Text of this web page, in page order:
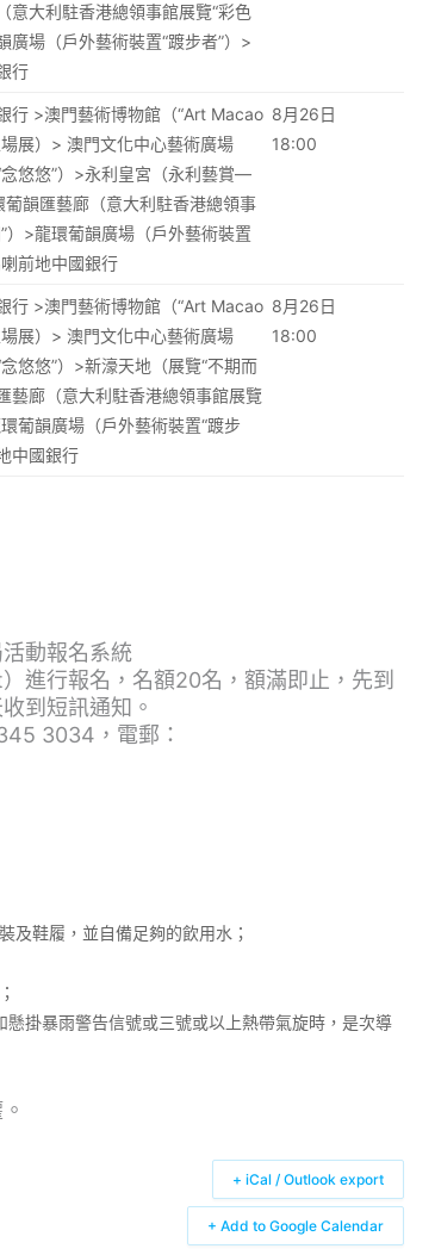
意大利駐香港總領事館展覽“彩色
廣場（戶外藝術裝置“踱步者”）>
行
行 >澳門藝術博物館（“Art Macao
展）> 澳門文化中心藝術廣場
念悠悠”）>永利皇宮（永利藝賞—
葡韻匯藝廊（意大利駐香港總領事
）>龍環葡韻廣場（戶外藝術裝置
前地中國銀行
8月26日
18:00
行 >澳門藝術博物館（“Art Macao
展）> 澳門文化中心藝術廣場
念悠悠”）>新濠天地（展覽“不期而
藝廊（意大利駐香港總領事館展覽
葡韻廣場（戶外藝術裝置“踱步
中國銀行
8月26日
18:00
動報名系統
）進行報名，名額20名，額滿即止，先到
到短訊通知。
3034，電郵：
及鞋履，並自備足夠的飲用水；
掛暴雨警告信號或三號或以上熱帶氣旋時，是次導
+ Add to Google Calendar
+ iCal / Outlook export